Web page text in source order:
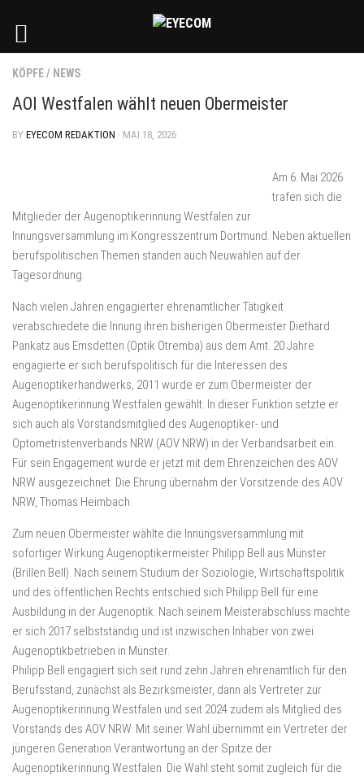
KÖPFE/ NEWS
AOI Westfalen wählt neuen Obermeister
BY EYECOM REDAKTION · MAI 18, 2026
Am 6. Mai 2026
trafen sich die
Mitglieder der Augenoptikerinnung Westfalen zur
Innungsversammlung im Kongresszentrum Dortmund. Neben aktuellen
berufspolitischen Themen standen auch Neuwahlen auf der
Tagesordnung.
Nach vielen Jahren engagierter ehrenamtlicher Tätigkeit
verabschiedete die Innung ihren bisherigen Obermeister Diethard
Pankatz aus Emsdetten (Optik Otremba) aus dem Amt. 20 Jahre
engagierte er sich berufspolitisch für die Interessen des
Augenoptikerhandwerks, 2011 wurde er zum Obermeister der
Augenoptikerinnung Westfalen gewählt. In dieser Funktion setzte er
sich auch als Vorstandsmitglied des Augenoptiker- und
Optometristenverbands NRW (AOV NRW) in der Verbandsarbeit ein.
Für sein Engagement wurde er jetzt mit dem Ehrenzeichen des AOV
NRW ausgezeichnet. Die Ehrung übernahm der Vorsitzende des AOV
NRW, Thomas Heimbach.
Zum neuen Obermeister wählte die Innungsversammlung mit
sofortiger Wirkung Augenoptikermeister Philipp Bell aus Münster
(Brillen Bell). Nach seinem Studium der Soziologie, Wirtschaftspolitik
und des öffentlichen Rechts entschied sich Philipp Bell für eine
Ausbildung in der Augenoptik. Nach seinem Meisterabschluss machte
er sich 2017 selbstständig und ist inzwischen Inhaber von zwei
Augenoptikbetrieben in Münster.
Philipp Bell engagiert sich seit rund zehn Jahren ehrenamtlich für den
Berufsstand, zunächst als Bezirksmeister, dann als Vertreter zur
Augenoptikerinnung Westfalen und seit 2024 zudem als Mitglied des
Vorstands des AOV NRW. Mit seiner Wahl übernimmt ein Vertreter der
jüngeren Generation Verantwortung an der Spitze der
Augenoptikerinnung Westfalen. Die Wahl steht somit zugleich für die